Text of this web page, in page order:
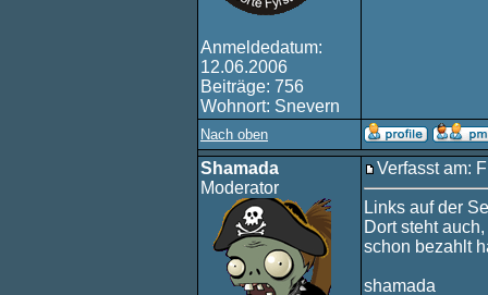
Anmeldedatum:
12.06.2006
Beiträge: 756
Wohnort: Snevern
Nach oben
Shamada
Moderator
Verfasst am:
Links auf der
Dort steht
schon bezahlt
shamada